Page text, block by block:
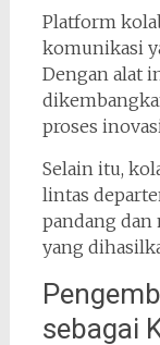
Platform
komunikasi
Dengan alat
proses
Selain itu,
lintas
pandang
yang
sebagai